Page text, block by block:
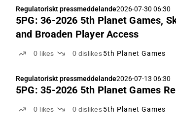
Regulatoriskt pressmeddelande2026-07-30 06:30
5PG: 36-2026 5th Planet Games,
and Broaden Player Access
0 likes 0 dislikes 5th Planet Games
Regulatoriskt pressmeddelande2026-07-13 06:30
5PG: 35-2026 5th Planet Games
0 likes 0 dislikes 5th Planet Games